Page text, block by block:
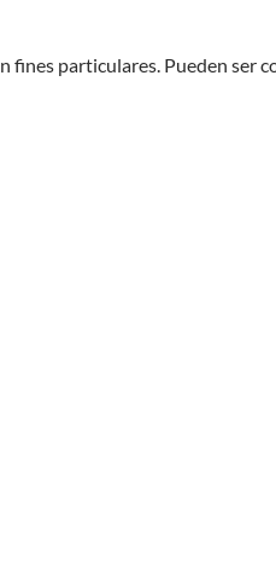
particulares. Pueden ser